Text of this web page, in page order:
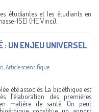
étudiantes et les étudiants en
lSEI (HE Vinci).
: UN ENJEU UNIVERSEL
,Article scientifique
été associés. La bioéthique est
l’élaboration des premières
matière de santé. On peut